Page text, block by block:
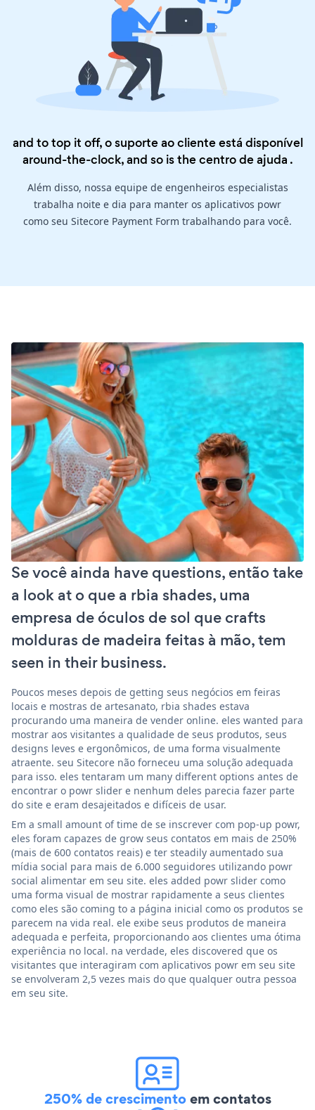
and to top it off, o suporte ao cliente está disponível
around-the-clock, and so is thecentro de ajuda .
Além disso, nossa equipe de engenheiros especialistas
trabalha noite e dia para manter os aplicativos powr
como seu Sitecore Payment Form trabalhando para você.
Se você ainda have questions, então take
a look at o que a rbia shades, uma
empresa de óculos de sol que crafts
molduras de madeira feitas à mão, tem
seen in their business.
Poucos meses depois de getting seus negócios em feiras
locais e mostras de artesanato, rbia shades estava
procurando uma maneira de vender online. eles wanted para
mostrar aos visitantes a qualidade de seus produtos, seus
designs leves e ergonômicos, de uma forma visualmente
atraente. seu Sitecore não forneceu uma solução adequada
para isso. eles tentaram um many different options antes de
encontrar o powr slider e nenhum deles parecia fazer parte
do site e eram desajeitados e difíceis de usar.
Em a small amount of time de se inscrever com pop-up powr,
eles foram capazes de grow seus contatos em mais de 250%
(mais de 600 contatos reais) e ter steadily aumentado sua
mídia social para mais de 6.000 seguidores utilizando powr
social alimentar em seu site. eles added powr slider como
uma forma visual de mostrar rapidamente a seus clientes
como eles são coming to a página inicial como os produtos se
parecem na vida real. ele exibe seus produtos de maneira
adequada e perfeita, proporcionando aos clientes uma ótima
experiência no local. na verdade, eles discovered que os
visitantes que interagiram com aplicativos powr em seu site
se envolveram 2,5 vezes mais do que qualquer outra pessoa
em seu site.
250% de crescimentoem contatos